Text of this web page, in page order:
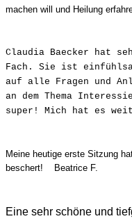
machen will und Heilung
Claudia Baecker hat
Fach. Sie ist
auf alle Fragen und
an dem Thema
super! Mich hat es
Meine heutige erste Sitzung
beschert! Beatrice F.
Eine sehr schöne und